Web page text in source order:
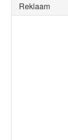
Reklaam